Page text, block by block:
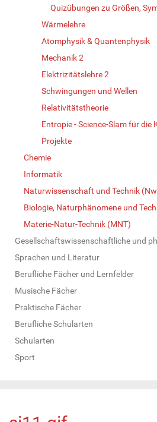
Quizübungen zu Größen,
Wärmelehre
Atomphysik & Quantenphysik
Mechanik 2
Elektrizitätslehre 2
Schwingungen und Wellen
Relativitätstheorie
Entropie - Science-Slam für die
Projekte
Chemie
Informatik
Naturwissenschaft und Technik
Biologie, Naturphänomene und
Materie-Natur-Technik (MNT)
Gesellschaftswissenschaftliche und
Sprachen und Literatur
Berufliche Fächer und Lernfelder
Musische Fächer
Praktische Fächer
Berufliche Schularten
Schularten
Sport